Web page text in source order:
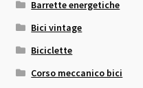
Barrette energetiche
Bici vintage
Biciclette
Corso meccanico bici